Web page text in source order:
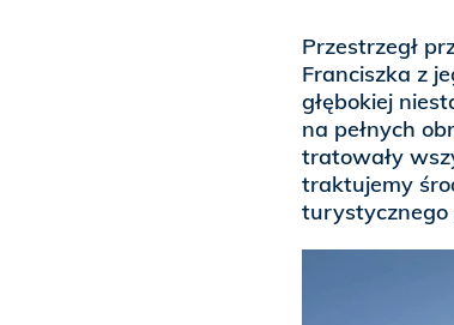
Przestrzegł
Franciszka z
głębokiej
na pełnych
tratowały
traktujemy
turystycznego